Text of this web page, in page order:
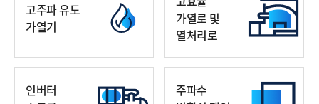
고주파 유도
가열기
가열로 및
열처리로
인버터
주파수